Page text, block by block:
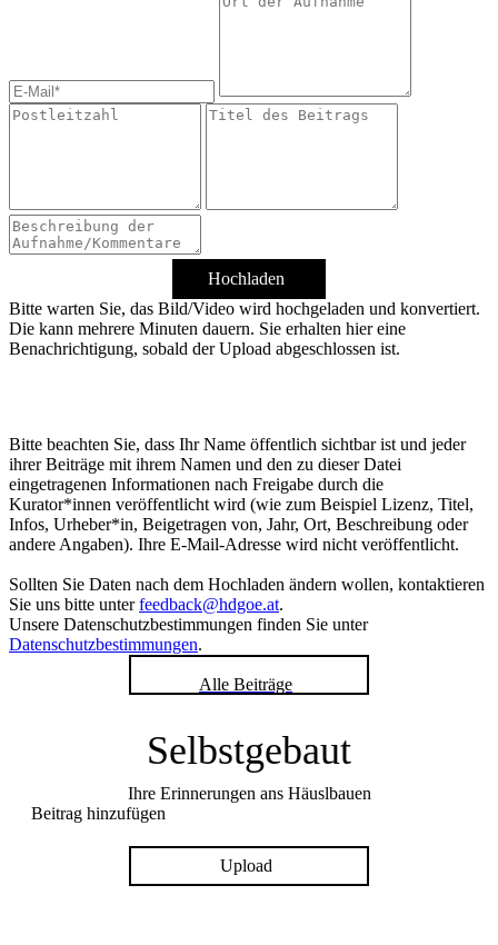
Hochladen
Bitte warten Sie, das Bild/Video wird hochgeladen und konvertiert.
Die kann mehrere Minuten dauern. Sie erhalten hier eine
Benachrichtigung, sobald der Upload abgeschlossen ist.
Bitte beachten Sie, dass Ihr Name öffentlich sichtbar ist und jeder
ihrer Beiträge mit ihrem Namen und den zu dieser Datei
eingetragenen Informationen nach Freigabe durch die
Kurator*innen veröffentlicht wird (wie zum Beispiel Lizenz, Titel,
Infos, Urheber*in, Beigetragen von, Jahr, Ort, Beschreibung oder
andere Angaben). Ihre E-Mail-Adresse wird nicht veröffentlicht.
Sollten Sie Daten nach dem Hochladen ändern wollen, kontaktieren
Sie uns bitte unterfeedback@hdgoe.at.
Unsere Datenschutzbestimmungen finden Sie unter
Datenschutzbestimmungen.
Alle Beiträge
Selbstgebaut
Ihre Erinnerungen ans Häuslbauen
Beitrag hinzufügen
Upload